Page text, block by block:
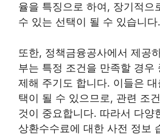
율을 특징으로 하여, 장기적으
수 있는 선택이 될 수 있습니다.
또한, 정책금융공사에서 제공
부는 특정 조건을 만족할 경우
제해 주기도 합니다. 이들은
택이 될 수 있으므로, 관련 조
것이 중요합니다. 따라서 다양
상환수수료에 대한 사전 정보